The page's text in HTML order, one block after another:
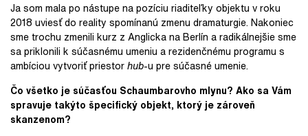
Ja som mala po nástupe na pozíciu riaditeľky objektu v roku
2018 uviesť do reality spomínanú zmenu dramaturgie. Nakoniec
sme trochu zmenili kurz z Anglicka na Berlín a radikálnejšie sme
sa priklonili k súčasnému umeniu a rezidenčnému programu s
ambíciou vytvoriť priestorhub-u pre súčasné umenie.
Čo všetko je súčasťou Schaumbarovho mlynu? Ako sa Vám
spravuje takýto špecifický objekt, ktorý je zároveň
skanzenom?